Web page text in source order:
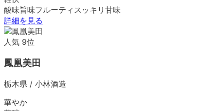
酸味旨味フルーティ スッキリ 甘味
詳細を見る
人気 9位
鳳凰美田
栃木県 / 小林酒造
華やか